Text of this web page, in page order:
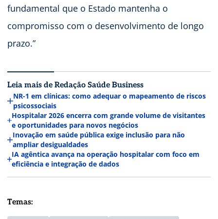
fundamental que o Estado mantenha o
compromisso com o desenvolvimento de longo
prazo.”
Leia mais de Redação Saúde Business
NR-1 em clínicas: como adequar o mapeamento de riscos
psicossociais
Hospitalar 2026 encerra com grande volume de visitantes
e oportunidades para novos negócios
Inovação em saúde pública exige inclusão para não
ampliar desigualdades
IA agêntica avança na operação hospitalar com foco em
eficiência e integração de dados
Temas: